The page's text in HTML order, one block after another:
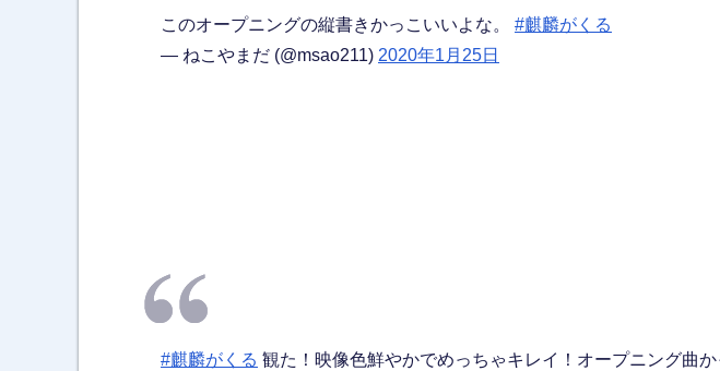
このオープニングの縦書きかっこいいよな。 #麒麟がくる
— ねこやまだ (@msao211) 2020年1月25日
#麒麟がくる 観た！映像色鮮やかでめっちゃキレイ！オープニング曲